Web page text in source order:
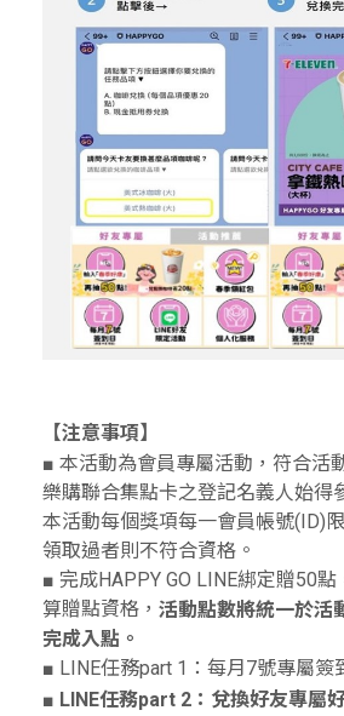
【注意事項】
■ 本活動為會員專屬活動，符合活
樂購聯合集點卡之登記名義人始得
本活動每個獎項每一會員帳號(ID)
領取過者則不符合資格。
■ 完成HAPPY GO LINE綁定贈50
算贈點資格，活動點數將統一於活
完成入點 。
■ LINE任務part 1：每月7號專屬簽
■ LINE任務part 2：兌換好友專屬